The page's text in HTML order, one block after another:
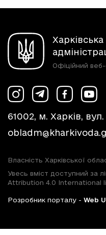
Офіційний
61002, м. Харків,
Власність Харківської
Увесь вміст доступний за
Attribution 4.0 International
Розробник порталу - Web